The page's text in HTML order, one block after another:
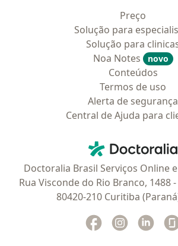
Preço
Solução para
Solução para
Noa Notes
novo
Conteúdos
Termos de uso
Alerta de segurança
Central de Ajuda para
Doctoralia -
Doctoralia Brasil Serviços Online
Rua Visconde do Rio Branco, 1488
80420-210 Curitiba
Facebook
abre num novo
Instagram
abre num